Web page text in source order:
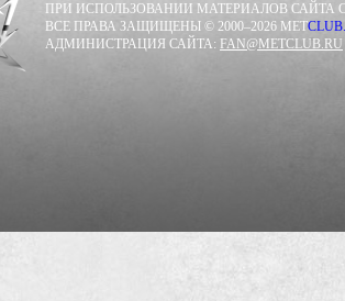
ПРИ ИСПОЛЬЗОВАНИИ МАТЕРИАЛОВ САЙТА
ВСЕ ПРАВА ЗАЩИЩЕНЫ © 2000–2026 METCLUB.
АДМИНИСТРАЦИЯ САЙТА: FAN@METCLUB.RU